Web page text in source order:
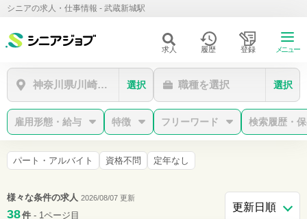
シニアの求人・仕事情報 - 武蔵新城駅
求人 履歴 登録 メニュー
神奈川県/川崎市中原区/武蔵新城駅
選択 職種を選択 選択
雇用形態・給与 特徴 フリーワード 検索履歴・
パート・アルバイト 資格不問 定年なし
様々な条件の求人 2026/08/07 更新
38件 - 1ページ目